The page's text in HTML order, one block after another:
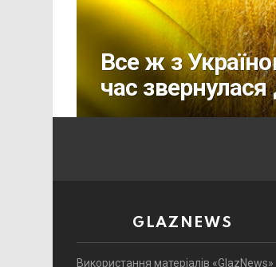
Все ж з
час звернулася
GLAZNEWS
Використання матеріалів «GlazNews»